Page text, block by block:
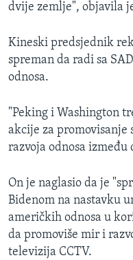
dvije zemlje", objavila
Kineski predsjednik
spreman da radi sa
odnosa.
"Peking i Washington
akcije za promovisanje
razvoja odnosa
On je naglasio da je
Bidenom na nastavku
američkih odnosa u
da promoviše mir i
televizija CCTV.